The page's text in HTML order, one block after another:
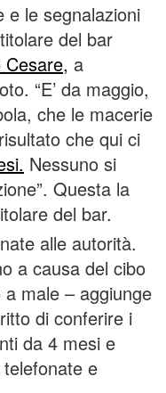
e le segnalazioni
del bar
a
“E’ da maggio,
che le macerie
che qui ci
Nessuno si
Questa la
del bar.
alle autorità.
a causa del cibo
male – aggiunge
di conferire i
da 4 mesi e
e